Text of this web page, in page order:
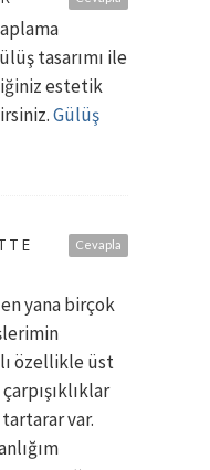
tasarımı ile
estetik
Gülüş
Cevapla
yana birçok
özellikle üst
tartarar var.